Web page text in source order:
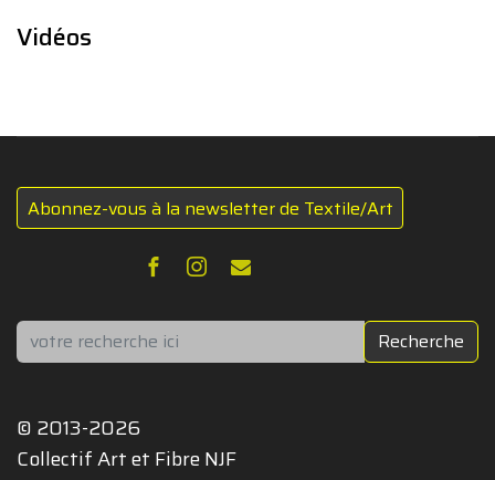
Vidéos
Abonnez-vous à la newsletter de Textile/Art
Rechercher Recherche
© 2013-2026
Collectif Art et Fibre NJF